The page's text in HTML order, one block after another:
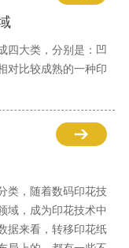
四大类，分别是：凹
对比较成熟的一种印
类，随着数码印花技
域，成为印花技术中
据来看，转移印花纸